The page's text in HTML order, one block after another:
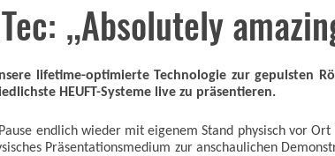
„Absolutely
lifetime-optimierte Technologie zur gepulsten
HEUFT-Systeme live zu präsentieren.
endlich wieder mit eigenem Stand physisch vor
Präsentationsmedium zur anschaulichen